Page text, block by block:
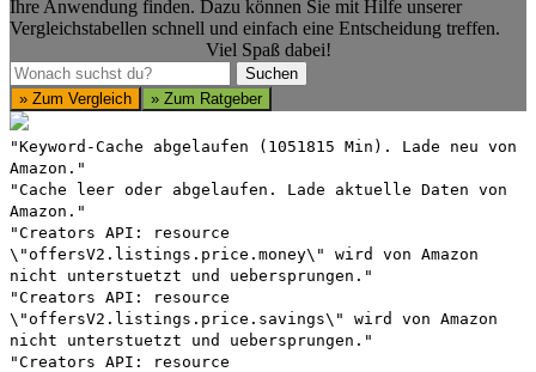
Ihre Anwendung finden. Dazu können Sie mit Hilfe unserer
Vergleichstabellen schnell und einfach eine Entscheidung treffen.
Viel Spaß dabei!
Suchen
Suchen
» Zum Vergleich
» Zum Ratgeber
"Keyword-Cache abgelaufen (1051815 Min). Lade neu von
Amazon."
"Cache leer oder abgelaufen. Lade aktuelle Daten von
Amazon."
"Creators API: resource
\"offersV2.listings.price.money\" wird von Amazon
nicht unterstuetzt und uebersprungen."
"Creators API: resource
\"offersV2.listings.price.savings\" wird von Amazon
nicht unterstuetzt und uebersprungen."
"Creators API: resource